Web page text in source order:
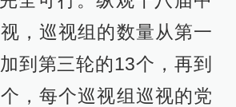
，巡视组的数量从第一
到第三轮的13个，再到
，每个巡视组巡视的党